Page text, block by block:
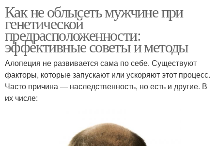
Как не облысеть мужчине при
генетической
предрасположенности:
эффективные советы и методы
Алопеция не развивается сама по себе. Существуют
факторы, которые запускают или ускоряют этот процесс.
Часто причина — наследственность, но есть и другие. В
их числе: